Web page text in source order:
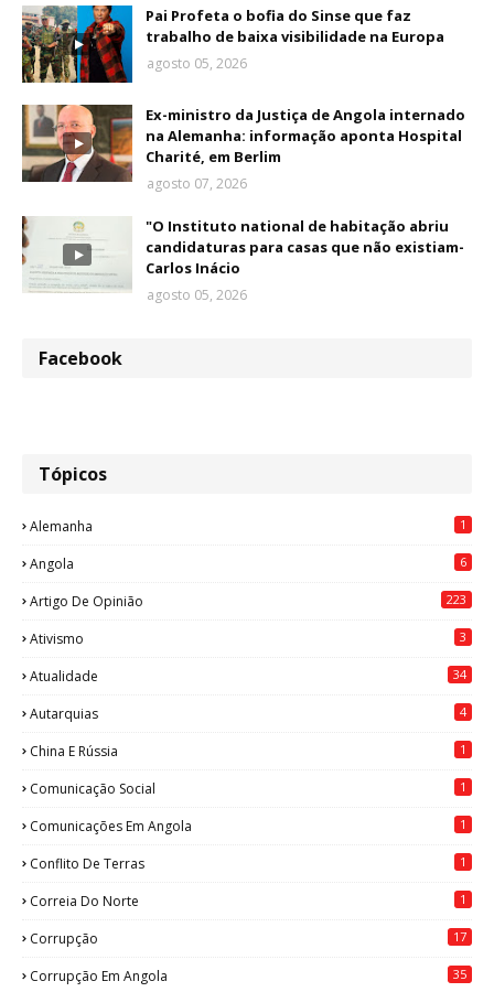
Pai Profeta o bofia do Sinse que faz
trabalho de baixa visibilidade na Europa
agosto 05, 2026
Ex-ministro da Justiça de Angola internado
na Alemanha: informação aponta Hospital
Charité, em Berlim
agosto 07, 2026
"O Instituto national de habitação abriu
candidaturas para casas que não existiam-
Carlos Inácio
agosto 05, 2026
Facebook
Tópicos
Alemanha 1
Angola 6
Artigo De Opinião 223
Ativismo 3
Atualidade 34
Autarquias 4
China E Rússia 1
Comunicação Social 1
Comunicações Em Angola 1
Conflito De Terras 1
Correia Do Norte 1
Corrupção 17
Corrupção Em Angola 35